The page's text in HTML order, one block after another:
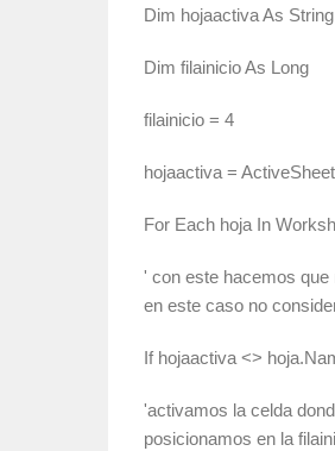
Dim hojaactiva As String
Dim filainicio As Long
filainicio = 4
hojaactiva =
For Each hoja In
' con este hacemos que
en este caso no
If hojaactiva <>
'activamos la celda
posicionamos en la